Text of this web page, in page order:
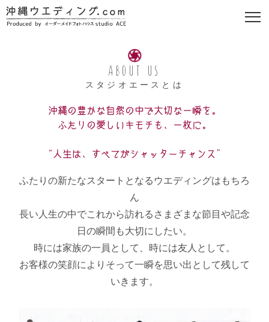
ABOUT US
スタジオエースとは
沖縄の豊かな自然の中で大切な一瞬を。
ふたりの愛しいキモチも、一枚に。
“人生は、すべてがシャッターチャンス”
ふたりの新たなスタートとなるウエディングはもちろ
ん
長い人生の中でこれから訪れるさまざまな節目や記念
日の瞬間も大切にしたい。
時には家族の一員として、時には友人として。
お客様の笑顔によりそって一瞬を思い出として残して
いきます。